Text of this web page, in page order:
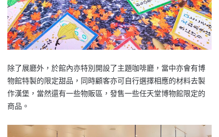
除了展廳外，於館內亦特別開設了主題咖啡廳，當中亦會有博
物館特製的限定甜品，同時顧客亦可自行選擇相應的材料去製
作漢堡，當然還有一些物販區，發售一些任天堂博物館限定的
商品。